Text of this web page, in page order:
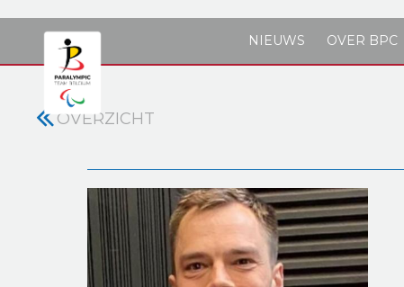
NIEUWS OVER BPC
OVERZICHT